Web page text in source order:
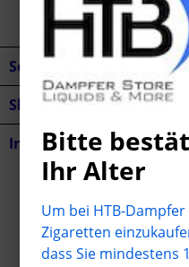
Service Hotline
Shop Service
Informationen
Cookie-Einstellungen
Versand und
Bitte
Ihr Alter
Um bei HTB-
Zigaretten
dass Sie mindestens